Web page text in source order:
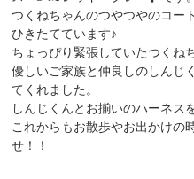
つくねちゃんのつやつやのコー
ひきたてています♪
ちょっぴり緊張していたつくね
優しいご家族と仲良しのしんじ
てくれました。
しんじくんとお揃いのハーネス
これからもお散歩やお出かけの
せ！！